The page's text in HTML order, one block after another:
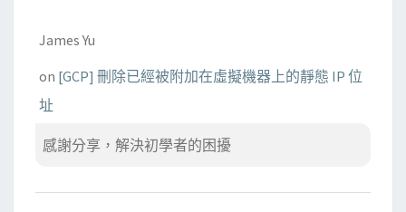
James Yu
on [GCP] 刪除已經被附加在虛擬機器上的靜態 IP 位
址
感謝分享，解決初學者的困擾